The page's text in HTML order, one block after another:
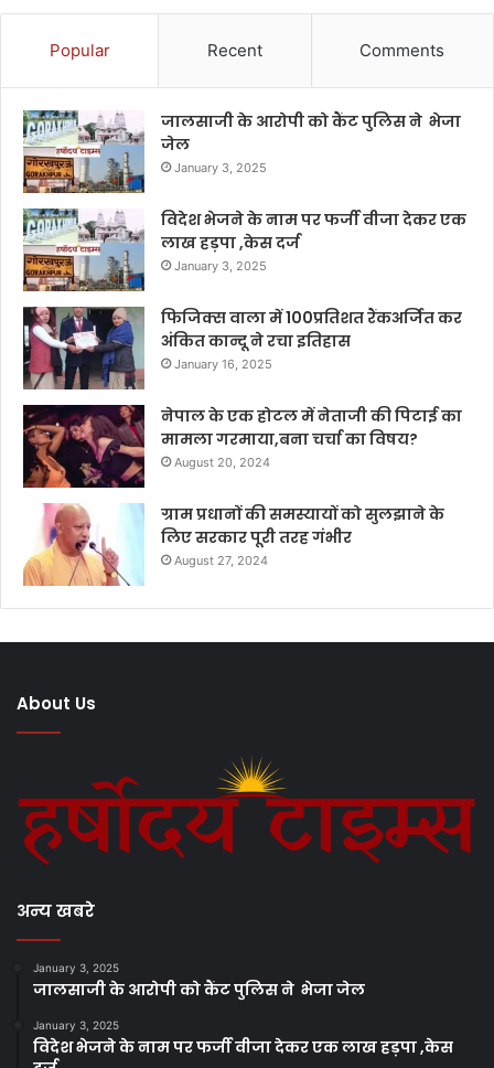
Popular Recent Comments
जालसाजी के आरोपी को कैंट पुलिस ने भेजा
जेल
January 3, 2025
विदेश भेजने के नाम पर फर्जी वीजा देकर एक
लाख हड़पा ,केस दर्ज
January 3, 2025
फिजिक्स वाला में 100प्रतिशत रैंकअर्जित कर
अंकित कान्दू ने रचा इतिहास
January 16, 2025
नेपाल के एक होटल में नेताजी की पिटाई का
मामला गरमाया,बना चर्चा का विषय?
August 20, 2024
ग्राम प्रधानों की समस्यायों को सुलझाने के
लिए सरकार पूरी तरह गंभीर
August 27, 2024
About Us
अन्य खबरे
January 3, 2025
जालसाजी के आरोपी को कैंट पुलिस ने भेजा जेल
January 3, 2025
विदेश भेजने के नाम पर फर्जी वीजा देकर एक लाख हड़पा ,केस